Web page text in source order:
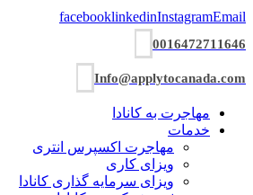
facebooklinkedinInstagramEmail
0016472711646
Info@applytocanada.com
مهاجرت به کانادا
خدمات
مهاجرت اکسپرس انتری
ویزای کاری
ویزای سرمایه گذاری کانادا